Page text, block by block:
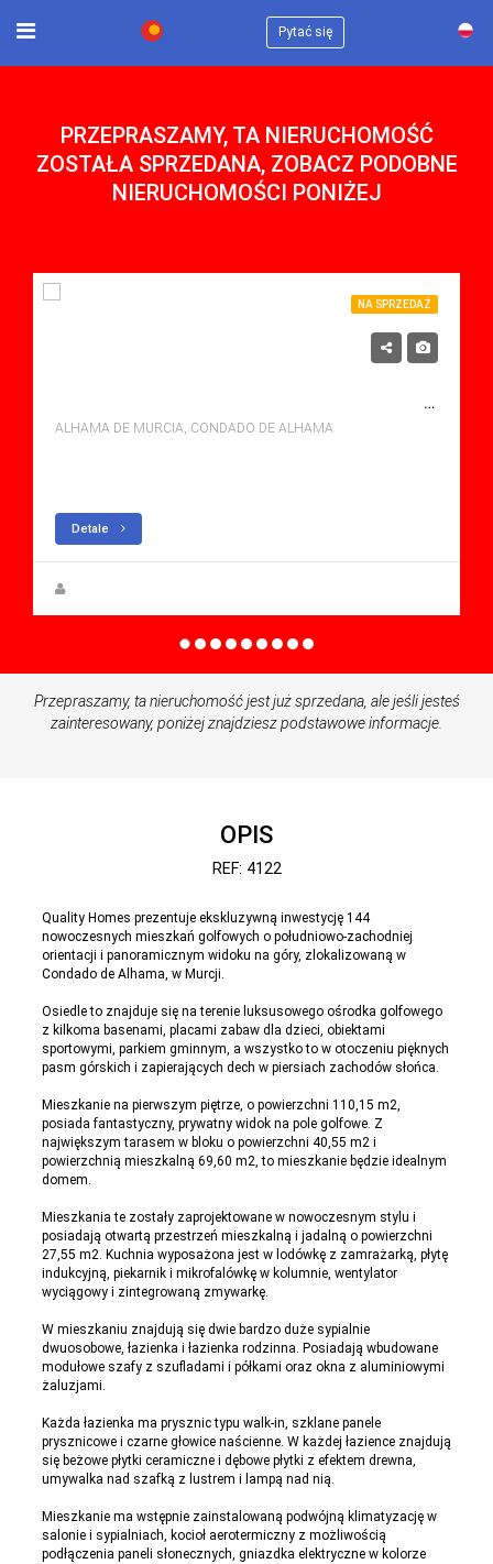
Pytać się
PRZEPRASZAMY, TA NIERUCHOMOŚĆ
ZOSTAŁA SPRZEDANA, ZOBACZ PODOBNE
NIERUCHOMOŚCI PONIŻEJ
NA SPRZEDAŻ
NA SPRZEDAŻ APARTMENT W CONDADO DE ALHAMA, ALHAMA DE MURCIA Z BASENEM
ALHAMA DE MURCIA, CONDADO DE ALHAMA
Detale
Przepraszamy, ta nieruchomość jest już sprzedana, ale jeśli jesteś
zainteresowany, poniżej znajdziesz podstawowe informacje.
OPIS
REF: 4122
Quality Homes prezentuje ekskluzywną inwestycję 144
nowoczesnych mieszkań golfowych o południowo-zachodniej
orientacji i panoramicznym widoku na góry, zlokalizowaną w
Condado de Alhama, w Murcji.
Osiedle to znajduje się na terenie luksusowego ośrodka golfowego
z kilkoma basenami, placami zabaw dla dzieci, obiektami
sportowymi, parkiem gminnym, a wszystko to w otoczeniu pięknych
pasm górskich i zapierających dech w piersiach zachodów słońca.
Mieszkanie na pierwszym piętrze, o powierzchni 110,15 m2,
posiada fantastyczny, prywatny widok na pole golfowe. Z
największym tarasem w bloku o powierzchni 40,55 m2 i
powierzchnią mieszkalną 69,60 m2, to mieszkanie będzie idealnym
domem.
Mieszkania te zostały zaprojektowane w nowoczesnym stylu i
posiadają otwartą przestrzeń mieszkalną i jadalną o powierzchni
27,55 m2. Kuchnia wyposażona jest w lodówkę z zamrażarką, płytę
indukcyjną, piekarnik i mikrofalówkę w kolumnie, wentylator
wyciągowy i zintegrowaną zmywarkę.
W mieszkaniu znajdują się dwie bardzo duże sypialnie
dwuosobowe, łazienka i łazienka rodzinna. Posiadają wbudowane
modułowe szafy z szufladami i półkami oraz okna z aluminiowymi
żaluzjami.
Każda łazienka ma prysznic typu walk-in, szklane panele
prysznicowe i czarne głowice naścienne. W każdej łazience znajdują
się beżowe płytki ceramiczne i dębowe płytki z efektem drewna,
umywalka nad szafką z lustrem i lampą nad nią.
Mieszkanie ma wstępnie zainstalowaną podwójną klimatyzację w
salonie i sypialniach, kocioł aerotermiczny z możliwością
podłączenia paneli słonecznych, gniazdka elektryczne w kolorze